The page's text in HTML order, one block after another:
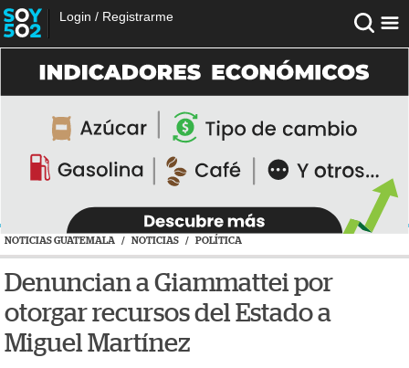
Login / Registrarme
NOTICIAS GUATEMALA / NOTICIAS / POLÍTICA
Denuncian a Giammattei por
otorgar recursos del Estado a
Miguel Martínez